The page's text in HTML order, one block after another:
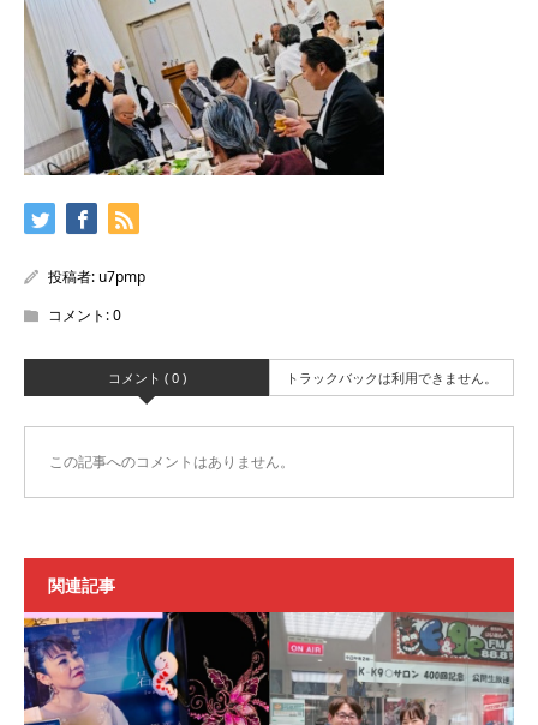
投稿者: u7pmp
コメント:0
コメント ( 0 ) トラックバックは利用できません。
この記事へのコメントはありません。
関連記事